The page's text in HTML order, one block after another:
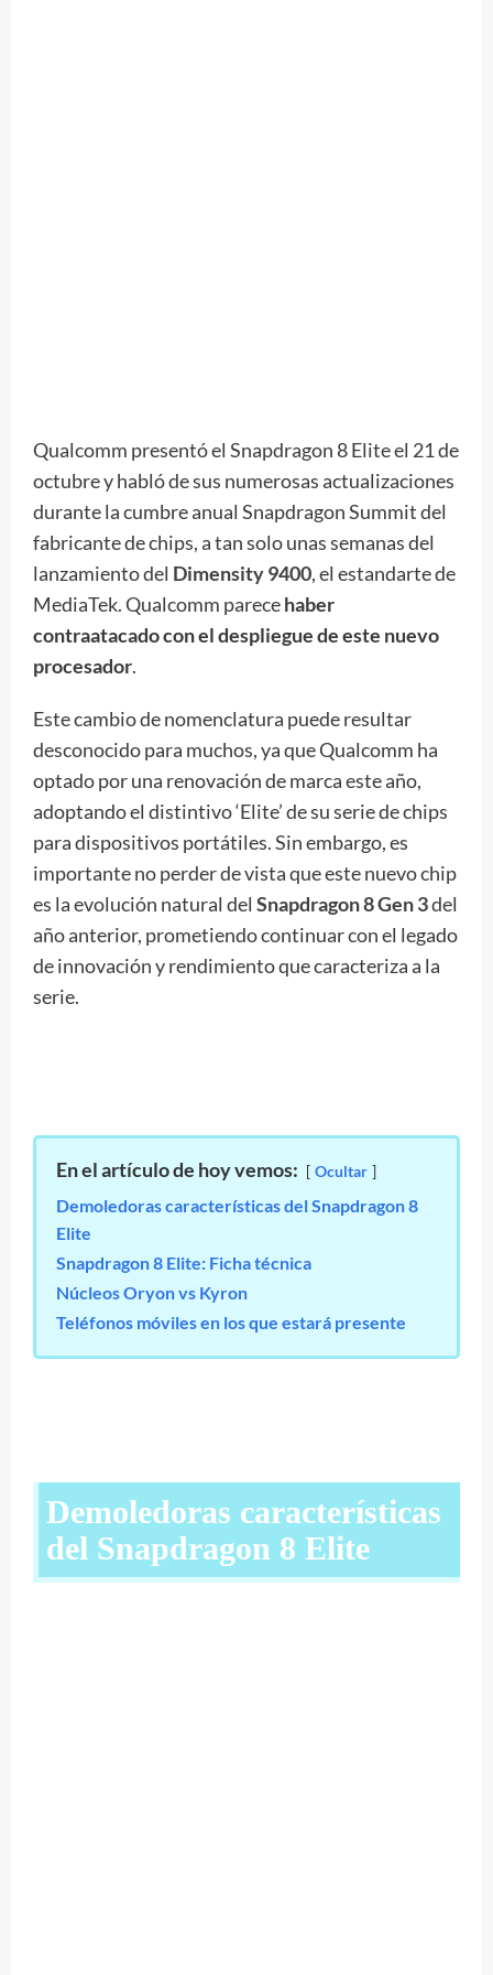
Qualcomm presentó el Snapdragon 8 Elite el 21 de
octubre y habló de sus numerosas actualizaciones
durante la cumbre anual Snapdragon Summit del
fabricante de chips, a tan solo unas semanas del
lanzamiento del Dimensity 9400, el estandarte de
MediaTek. Qualcomm parecehaber
contraatacado con el despliegue de este nuevo
procesador.
Este cambio de nomenclatura puede resultar
desconocido para muchos, ya que Qualcomm ha
optado por una renovación de marca este año,
adoptando el distintivo ‘Elite’ de su serie de chips
para dispositivos portátiles. Sin embargo, es
importante no perder de vista que este nuevo chip
es la evolución natural del Snapdragon 8 Gen 3del
año anterior, prometiendo continuar con el legado
de innovación y rendimiento que caracteriza a la
serie.
En el artículo de hoy vemos: Ocultar
Demoledoras características del Snapdragon 8
Elite
Snapdragon 8 Elite: Ficha técnica
Núcleos Oryon vs Kyron
Teléfonos móviles en los que estará presente
Demoledoras características
del Snapdragon 8 Elite